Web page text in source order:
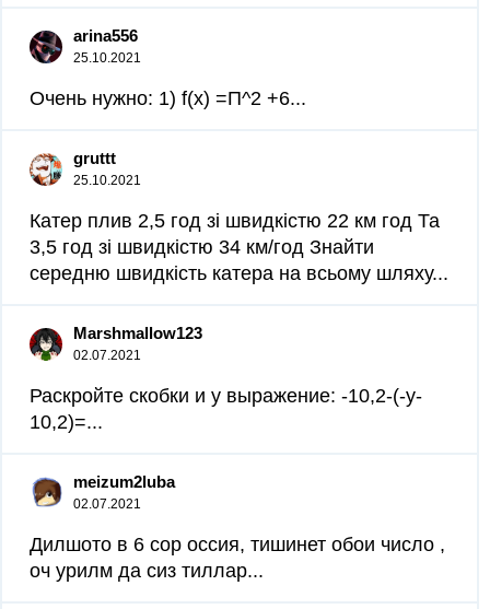
arina556
25.10.2021
Очень нужно: 1) f(x) =П^2 +6...
gruttt
25.10.2021
Катер плив 2,5 год зі швидкістю 22 км год Та
3,5 год зі швидкістю 34 км/год Знайти
середню швидкість катера на всьому шляху...
Marshmallow123
02.07.2021
Раскройте скобки и у выражение: -10,2-(-y-
10,2)=...
meizum2luba
02.07.2021
Дилшото в 6 сор оссия, тишинет обои число ,
оч урилм да сиз тиллар​...